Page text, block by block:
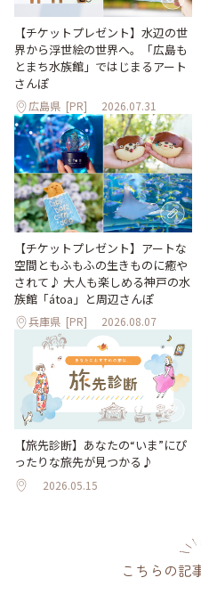
【チケットプレゼント】水辺の世
界から浮世絵の世界へ。「広島も
とまち水族館」ではじまるアート
さんぽ
広島県 [PR] 2026.07.31
【チケットプレゼント】アートな
空間ともふもふの生きものに癒や
されて♪ 大人も楽しめる神戸の水
族館「átoa」と周辺さんぽ
兵庫県 [PR] 2026.08.07
【旅先診断】あなたの“いま”にぴ
ったりな旅先が見つかる♪
2026.05.15
こちらの記